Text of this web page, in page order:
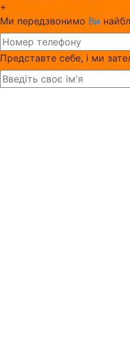
+
Ми передзвонимо Ви
Представте себе, і ми